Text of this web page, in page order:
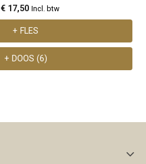
€ 17,50 Incl. btw
+ FLES
+ DOOS (6)